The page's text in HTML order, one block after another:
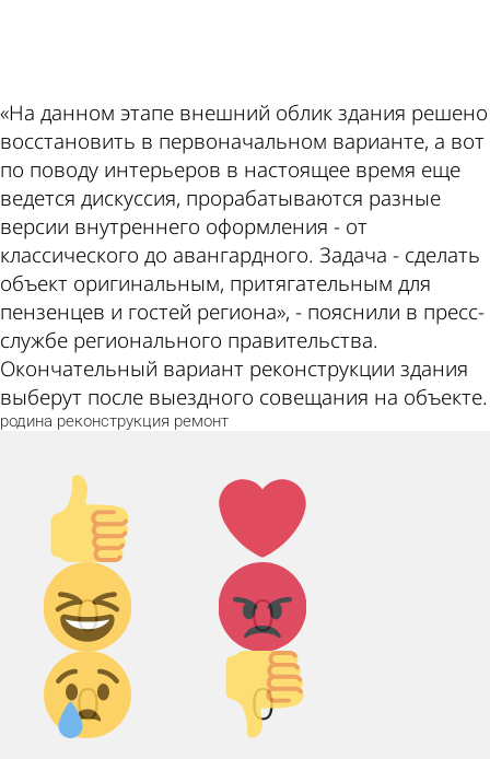
«На данном этапе внешний облик здания решено
восстановить в первоначальном варианте, а вот
по поводу интерьеров в настоящее время еще
ведется дискуссия, прорабатываются разные
версии внутреннего оформления - от
классического до авангардного. Задача - сделать
объект оригинальным, притягательным для
пензенцев и гостей региона», - пояснили в пресс-
службе регионального правительства.
Окончательный вариант реконструкции здания
выберут после выездного совещания на объекте.
родина реконструкция ремонт
Палец
вверх!
0
Лайк!
0
Дикий
смех!
0
Агрессия!
0
Грусть :(
Палец
вниз!